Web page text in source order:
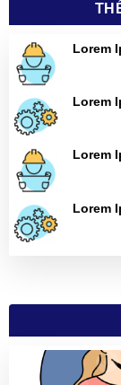
Lorem
Lorem
Lorem
Lorem